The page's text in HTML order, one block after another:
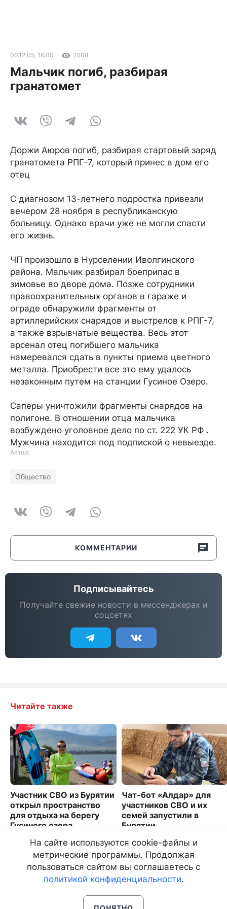
06.12.05, 16:00 2008
Мальчик погиб, разбирая
гранатомет
Доржи Аюров погиб, разбирая стартовый заряд
гранатомета РПГ-7, который принес в дом его
отец
C диагнозом 13-летнего подростка привезли
вечером 28 ноября в республиканскую
больницу. Однако врачи уже не могли спасти
его жизнь.
ЧП произошло в Нурселении Иволгинского
района. Мальчик разбирал боеприпас в
зимовье во дворе дома. Позже сотрудники
правоохранительных органов в гараже и
ограде обнаружили фрагменты от
артиллерийских снарядов и выстрелов к РПГ-7,
а также взрывчатые вещества. Весь этот
арсенал отец погибшего мальчика
намеревался сдать в пункты приема цветного
металла. Приобрести все это ему удалось
незаконным путем на станции Гусиное Озеро.
Саперы уничтожили фрагменты снарядов на
полигоне. В отношении отца мальчика
возбуждено уголовное дело по ст. 222 УК РФ .
Мужчина находится под подпиской о невыезде.
Автор:
Общество
КОММЕНТАРИИ
Подписывайтесь
Получайте свежие новости в мессенджерах и
соцсетях
Читайте также
Участник СВО из Бурятии
открыл пространство
для отдыха на берегу
Гусиного озера
7884
Чат-бот «Алдар» для
участников СВО и их
семей запустили в
Бурятии
10107
На сайте используются cookie-файлы и
метрические программы. Продолжая
пользоваться сайтом вы соглашаетесь с
политикой конфиденциальности.